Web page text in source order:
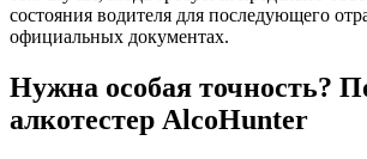
состояния водителя для последующего
официальных документах.
Нужна особая точность?
алкотестер AlcoHunter